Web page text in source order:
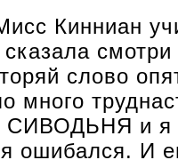
Кинниан
слово
много
СИВОДЬНЯ и я
я ошибался. И